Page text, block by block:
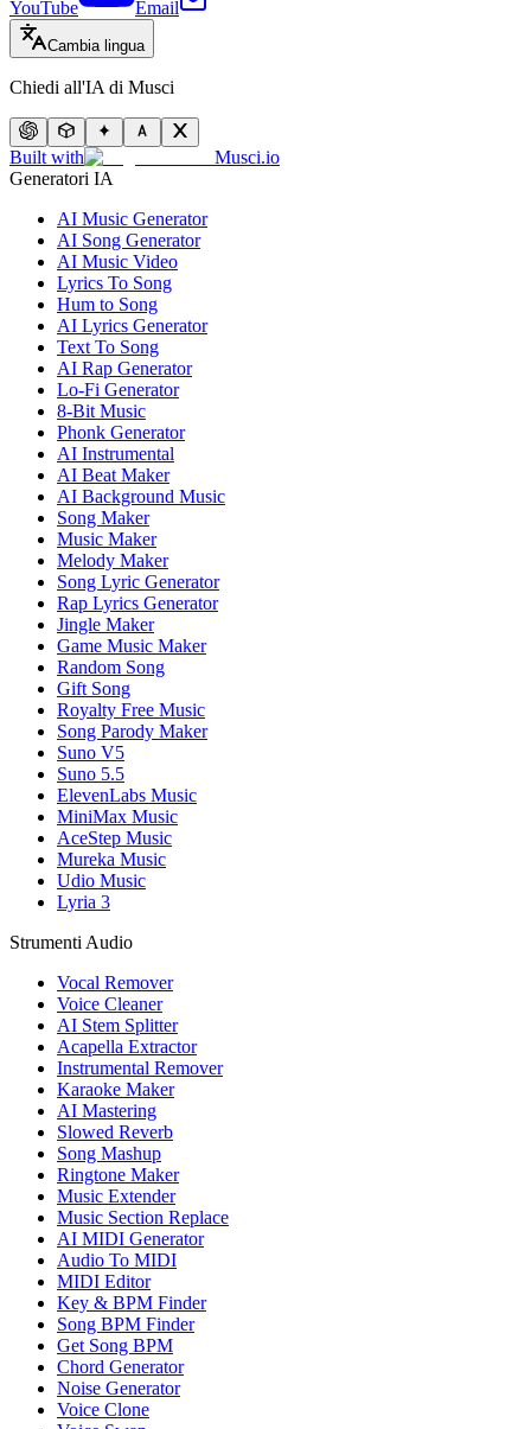
YouTube Email
Cambia lingua
Chiedi all'IA di Musci
Built with
Musci.io
Generatori IA
AI Music Generator
AI Song Generator
AI Music Video
Lyrics To Song
Hum to Song
AI Lyrics Generator
Text To Song
AI Rap Generator
Lo-Fi Generator
8-Bit Music
Phonk Generator
AI Instrumental
AI Beat Maker
AI Background Music
Song Maker
Music Maker
Melody Maker
Song Lyric Generator
Rap Lyrics Generator
Jingle Maker
Game Music Maker
Random Song
Gift Song
Royalty Free Music
Song Parody Maker
Suno V5
Suno 5.5
ElevenLabs Music
MiniMax Music
AceStep Music
Mureka Music
Udio Music
Lyria 3
Strumenti Audio
Vocal Remover
Voice Cleaner
AI Stem Splitter
Acapella Extractor
Instrumental Remover
Karaoke Maker
AI Mastering
Slowed Reverb
Song Mashup
Ringtone Maker
Music Extender
Music Section Replace
AI MIDI Generator
Audio To MIDI
MIDI Editor
Key & BPM Finder
Song BPM Finder
Get Song BPM
Chord Generator
Noise Generator
Voice Clone